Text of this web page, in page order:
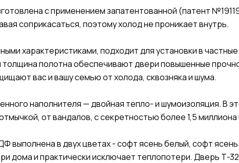
с применением запатентованной (патент
соприкасаться, поэтому холод не проникает внутрь.
характеристиками, подходит для установки в
толщина полотна обеспечивают двери повышенные
вас и вашу семью от холода, сквозняка и шума.
наполнителя — двойная тепло- и шумоизоляция. В
от вандалов, с секретностью более 1,5
выполнена в двух цветах - софт ясень белый, софт
дома и практически исключает теплопотери. Дверь Т-